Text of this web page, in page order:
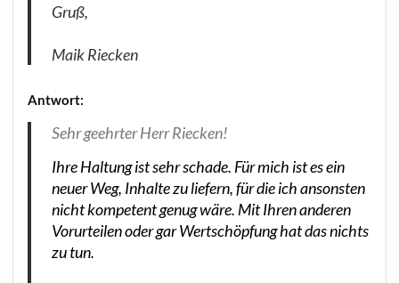
Gruß,
Maik Riecken
Ant­wort:
Sehr geehr­ter Herr Riecken!
Ihre Hal­tung ist sehr scha­de. Für mich ist es ein
neu­er Weg, Inhal­te zu lie­fern, für die ich ansons­ten
nicht kom­pe­tent genug wäre. Mit Ihren ande­ren
Vor­ur­tei­len oder gar Wert­schöp­fung hat das nichts
zu tun.